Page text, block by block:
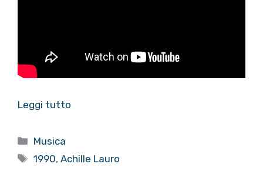
Leggi tutto
Categorie
Musica
Tag
1990,Achille Lauro